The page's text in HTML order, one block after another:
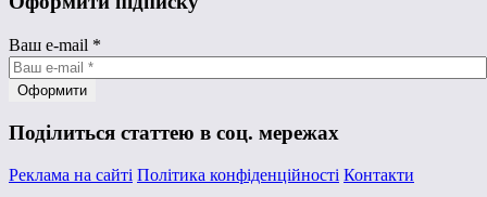
Ваш e-mail *
Поділиться статтею в соц. мережах
Реклама на сайті Політика конфіденційності Контакти